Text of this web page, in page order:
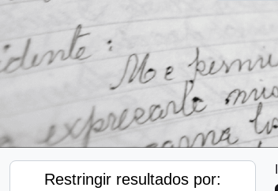
Restringir resultados por: